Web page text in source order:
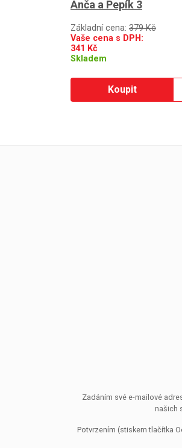
Anča a Pepík 3
Základní cena: 379 Kč
Vaše cena s DPH:
341 Kč
Skladem
Koupit
Zadáním své e-mailové
našich
Potvrzením (stiskem tlačítka